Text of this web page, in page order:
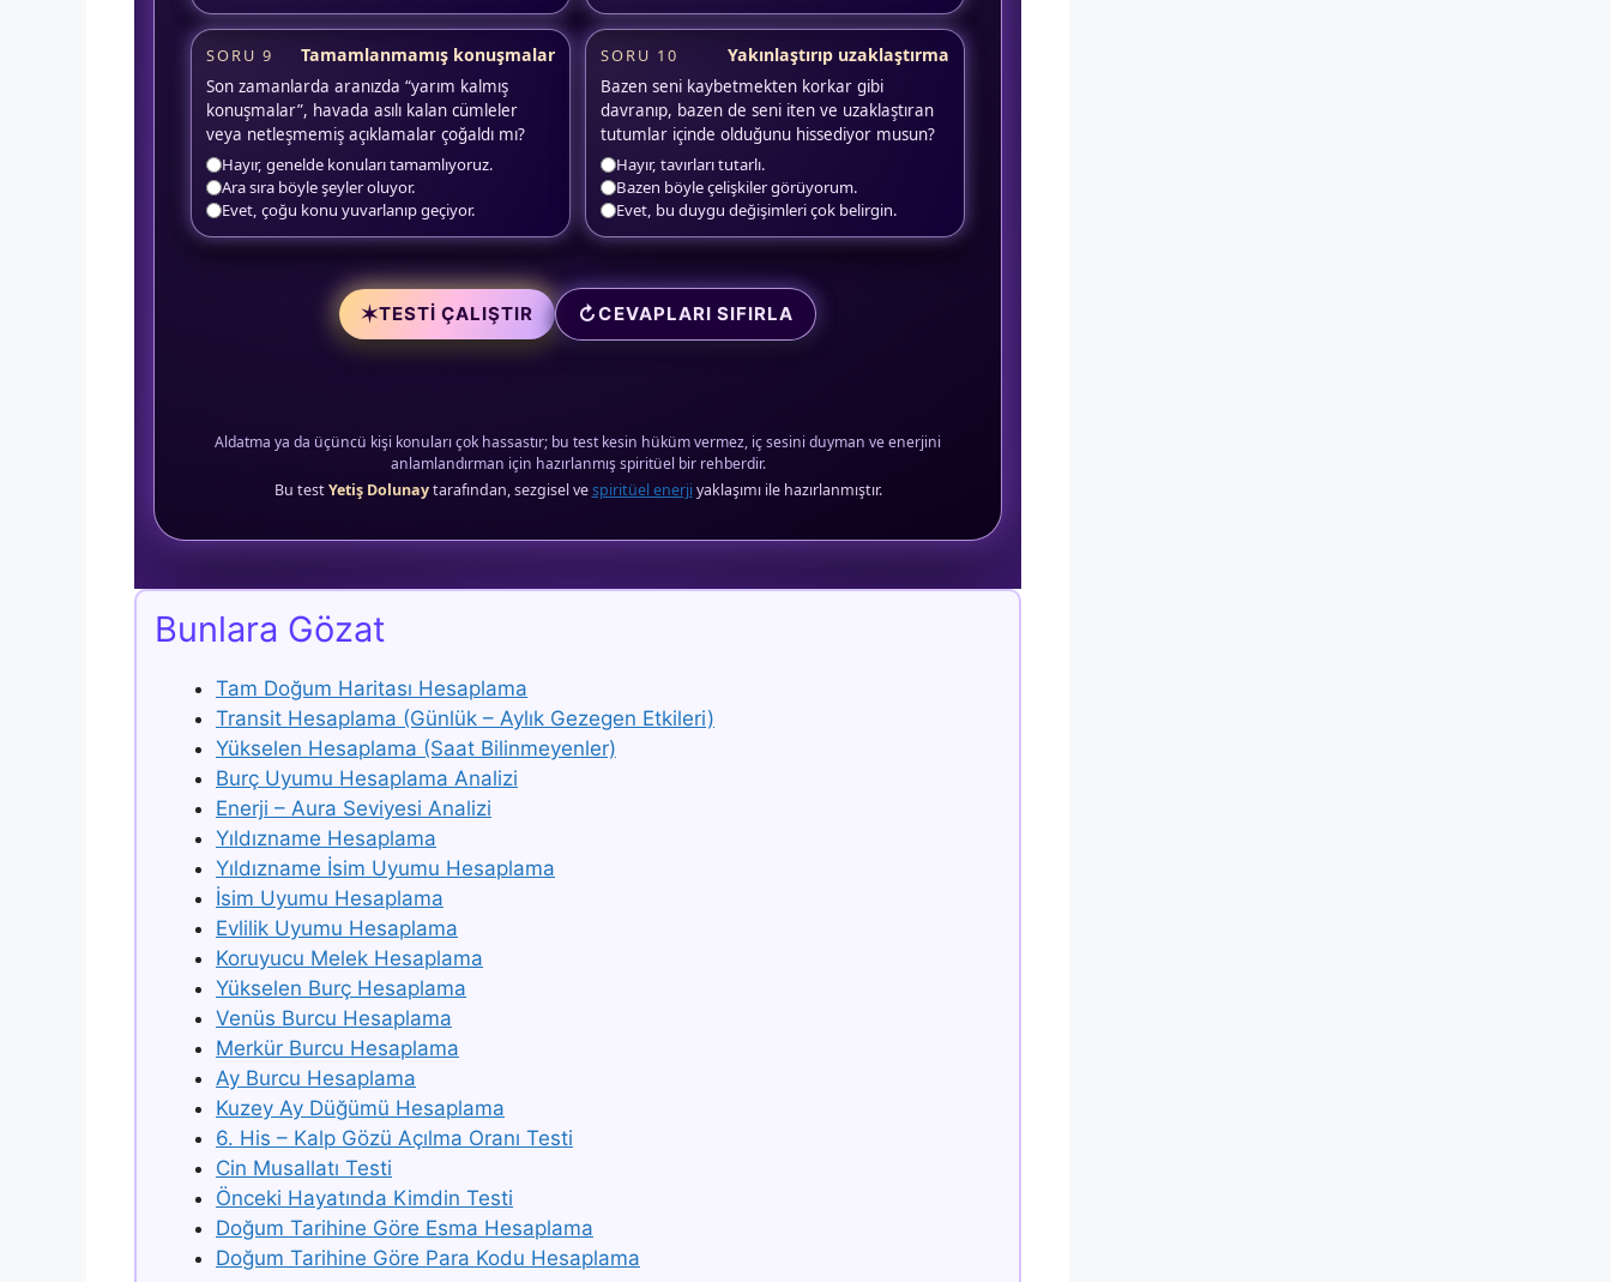
SORU 9 Tamamlanmamış konuşmalar
Son zamanlarda aranızda “yarım kalmış
konuşmalar”, havada asılı kalan cümleler
veya netleşmemiş açıklamalar çoğaldı mı?
Hayır, genelde konuları tamamlıyoruz.
Ara sıra böyle şeyler oluyor.
Evet, çoğu konu yuvarlanıp geçiyor.
SORU 10 Yakınlaştırıp uzaklaştırma
Bazen seni kaybetmekten korkar gibi
davranıp, bazen de seni iten ve uzaklaştıran
tutumlar içinde olduğunu hissediyor musun?
Hayır, tavırları tutarlı.
Bazen böyle çelişkiler görüyorum.
Evet, bu duygu değişimleri çok belirgin.
✶TESTI ÇALIŞTIR ↻CEVAPLARI SIFIRLA
YILDIZNAMESI AL
Aldatma ya da üçüncü kişi konuları çok hassastır; bu test kesin hüküm vermez, iç sesini duyman ve enerjini
anlamlandırman için hazırlanmış spiritüel bir rehberdir.
Bu testYetiş Dolunaytarafından, sezgisel vespiritüel enerji yaklaşımı ile hazırlanmıştır.
Bunlara Gözat
Tam Doğum Haritası Hesaplama
Transit Hesaplama (Günlük – Aylık Gezegen Etkileri)
Yükselen Hesaplama (Saat Bilinmeyenler)
Burç Uyumu Hesaplama Analizi
Enerji – Aura Seviyesi Analizi
Yıldızname Hesaplama
Yıldızname İsim Uyumu Hesaplama
İsim Uyumu Hesaplama
Evlilik Uyumu Hesaplama
Koruyucu Melek Hesaplama
Yükselen Burç Hesaplama
Venüs Burcu Hesaplama
Merkür Burcu Hesaplama
Ay Burcu Hesaplama
Kuzey Ay Düğümü Hesaplama
6. His – Kalp Gözü Açılma Oranı Testi
Cin Musallatı Testi
Önceki Hayatında Kimdin Testi
Doğum Tarihine Göre Esma Hesaplama
Doğum Tarihine Göre Para Kodu Hesaplama